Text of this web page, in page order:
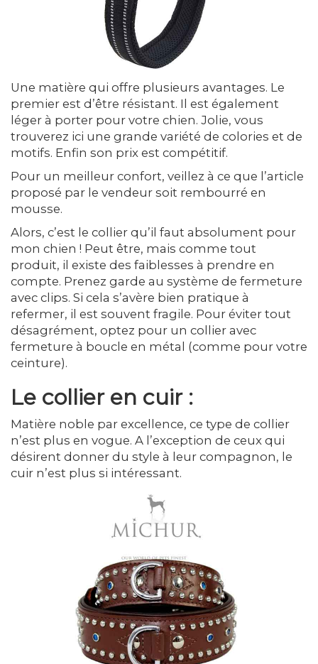
Une matière qui offre plusieurs avantages. Le
premier est d’être résistant. Il est également
léger à porter pour votre chien. Jolie, vous
trouverez ici une grande variété de colories et de
motifs. Enfin son prix est compétitif.
Pour un meilleur confort, veillez à ce que l’article
proposé par le vendeur soit rembourré en
mousse.
Alors, c’est le collier qu’il faut absolument pour
mon chien ! Peut être, mais comme tout
produit, il existe des faiblesses à prendre en
compte. Prenez garde au système de fermeture
avec clips. Si cela s’avère bien pratique à
refermer, il est souvent fragile. Pour éviter tout
désagrément, optez pour un collier avec
fermeture à boucle en métal (comme pour votre
ceinture).
Le collier en cuir :
Matière noble par excellence, ce type de collier
n’est plus en vogue. A l’exception de ceux qui
désirent donner du style à leur compagnon, le
cuir n’est plus si intéressant.